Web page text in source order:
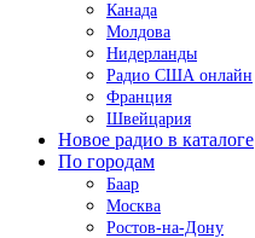
Канада
Молдова
Нидерланды
Радио США онлайн
Франция
Швейцария
Новое радио в каталоге
По городам
Баар
Москва
Ростов-на-Дону